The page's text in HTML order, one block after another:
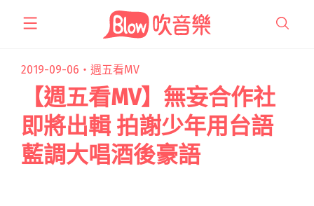
2019-09-06・ 週五看MV
【週五看MV】無妄合作社
即將出輯 拍謝少年用台語
藍調大唱酒後豪語